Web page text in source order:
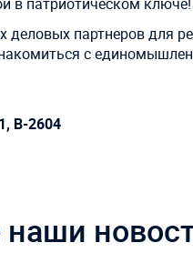
партнеров для
с
, B-2604
наши